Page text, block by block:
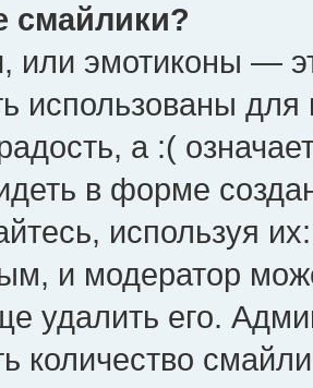
смайлики?
или эмотиконы —
использованы
а :(
в форме
используя
и модератор
удалить его.
количество